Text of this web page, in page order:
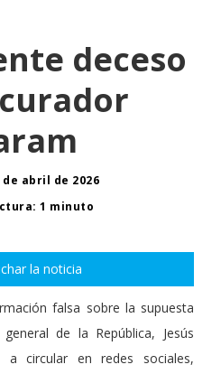
deceso
de abril de 2026
1 minuto
la noticia
falsa sobre la supuesta
de la República, Jesús
a circular en redes sociales,